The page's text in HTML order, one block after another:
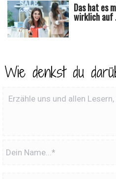
Das hat es
wirklich auf
Wie denkst du